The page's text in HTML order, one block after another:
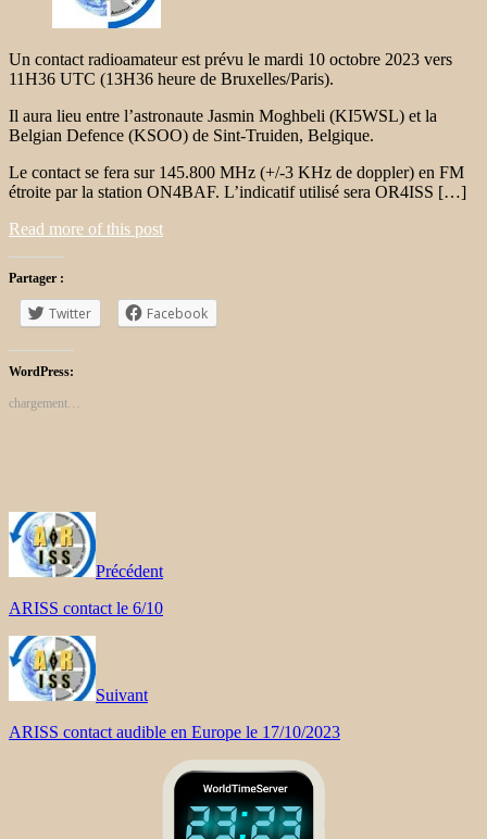
Un contact radioamateur est prévu le mardi 10 octobre 2023 vers
11H36 UTC (13H36 heure de Bruxelles/Paris).
Il aura lieu entre l’astronaute Jasmin Moghbeli (KI5WSL) et la
Belgian Defence (KSOO) de Sint-Truiden, Belgique.
Le contact se fera sur 145.800 MHz (+/-3 KHz de doppler) en FM
étroite par la station ON4BAF. L’indicatif utilisé sera OR4ISS […]
Read more of this post
Partager :
Twitter Facebook
WordPress:
chargement…
Précédent
ARISS contact le 6/10
Suivant
ARISS contact audible en Europe le 17/10/2023